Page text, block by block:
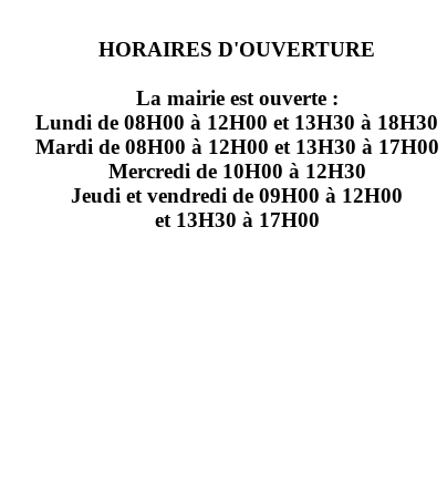
HORAIRES D'OUVERTURE
La mairie est ouverte :
Lundi de 08H00 à 12H00 et 13H30 à 18H30
Mardi de 08H00 à 12H00 et 13H30 à 17H00
Mercredi de 10H00 à 12H30
Jeudi et vendredi de 09H00 à 12H00
et 13H30 à 17H00